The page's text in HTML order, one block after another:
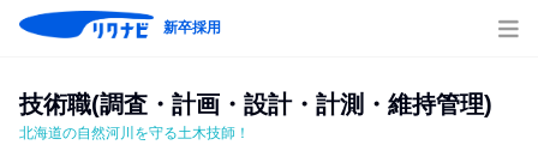
新卒採用
技術職(調査・計画・設計・計測・維持管理)
北海道の自然河川を守る土木技師！